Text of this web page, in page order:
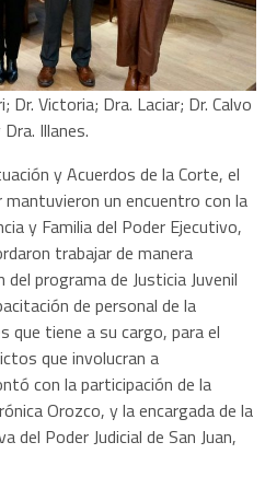
Dr. Victoria; Dra. Laciar; Dr. Calvo
Illanes.
y Acuerdos de la Corte, el
mantuvieron un encuentro con la
y Familia del Poder Ejecutivo,
trabajar de manera
programa de Justicia Juvenil
de personal de la
que tiene a su cargo, para el
que involucran a
con la participación de la
Orozco, y la encargada de la
del Poder Judicial de San Juan,